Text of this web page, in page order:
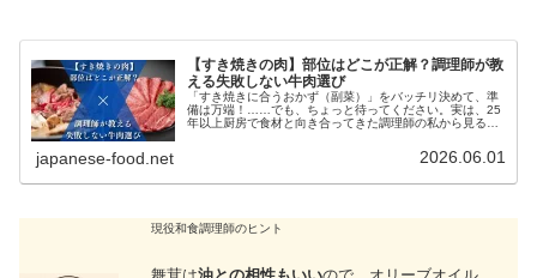
【すき焼きの肉】部位はどこが正解？調理師が教
える失敗しない牛肉選び
「すき焼きに合うおかず（副菜）」をバッチリ決めて、準
備は万端！……でも、ちょっと待ってください。実は、25
年以上厨房で食材と向き合ってきた調理師の私から見る
japanese-food.net 2026.06.01
現役和食調理師のヒント